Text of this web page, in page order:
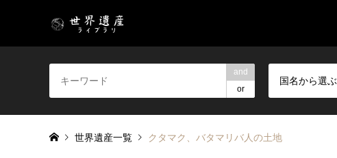
and
or
国名から選ぶ
世界遺産一覧 クタマク、バタマリバ人の土地